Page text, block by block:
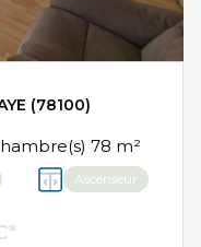
(78100)
Appartement 3 pièce(s) 2 chambre(s) 78 m²
Ascenseur